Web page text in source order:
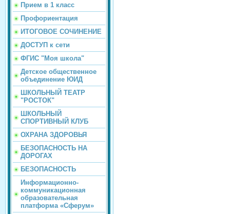
Прием в 1 класс
Профориентация
ИТОГОВОЕ СОЧИНЕНИЕ
ДОСТУП к сети
ФГИС "Моя школа"
Детское общественное
объединение ЮИД
ШКОЛЬНЫЙ ТЕАТР
"РОСТОК"
ШКОЛЬНЫЙ
СПОРТИВНЫЙ КЛУБ
ОХРАНА ЗДОРОВЬЯ
БЕЗОПАСНОСТЬ НА
ДОРОГАХ
БЕЗОПАСНОСТЬ
Информационно-
коммуникационная
образовательная
платформа «Сферум»